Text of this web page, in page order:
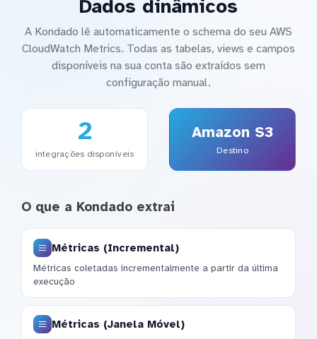
Dados dinâmicos
A Kondado lê automaticamente o schema do seu AWS
CloudWatch Metrics. Todas as tabelas, views e campos
disponíveis na sua conta são extraídos sem
configuração manual.
2
integrações disponíveis
Amazon S3
Destino
O que a Kondado extrai
Métricas (Incremental)
Métricas coletadas incrementalmente a partir da última
execução
Métricas (Janela Móvel)